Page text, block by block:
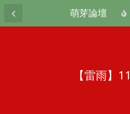
萌芽論壇
【雷雨】